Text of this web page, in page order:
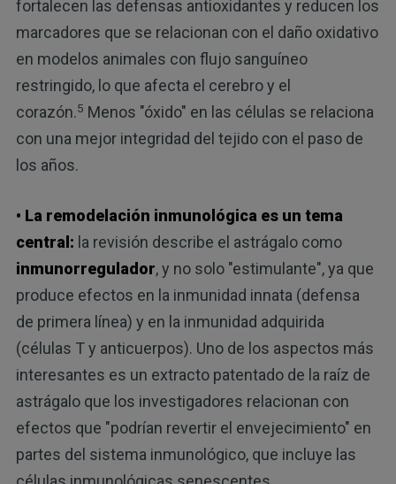
fortalecen las defensas antioxidantes y reducen los
marcadores que se relacionan con el daño oxidativo
en modelos animales con flujo sanguíneo
restringido, lo que afecta el cerebro y el
corazón.5 Menos "óxido" en las células se relaciona
con una mejor integridad del tejido con el paso de
los años.
• La remodelación inmunológica es un tema
central: la revisión describe el astrágalo como
inmunorregulador, y no solo "estimulante", ya que
produce efectos en la inmunidad innata (defensa
de primera línea) y en la inmunidad adquirida
(células T y anticuerpos). Uno de los aspectos más
interesantes es un extracto patentado de la raíz de
astrágalo que los investigadores relacionan con
efectos que "podrían revertir el envejecimiento" en
partes del sistema inmunológico, que incluye las